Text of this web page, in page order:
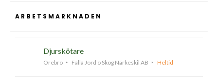
ARBETSMARKNADEN
Djurskötare
Örebro Falla Jord o Skog Närkeskil AB Heltid